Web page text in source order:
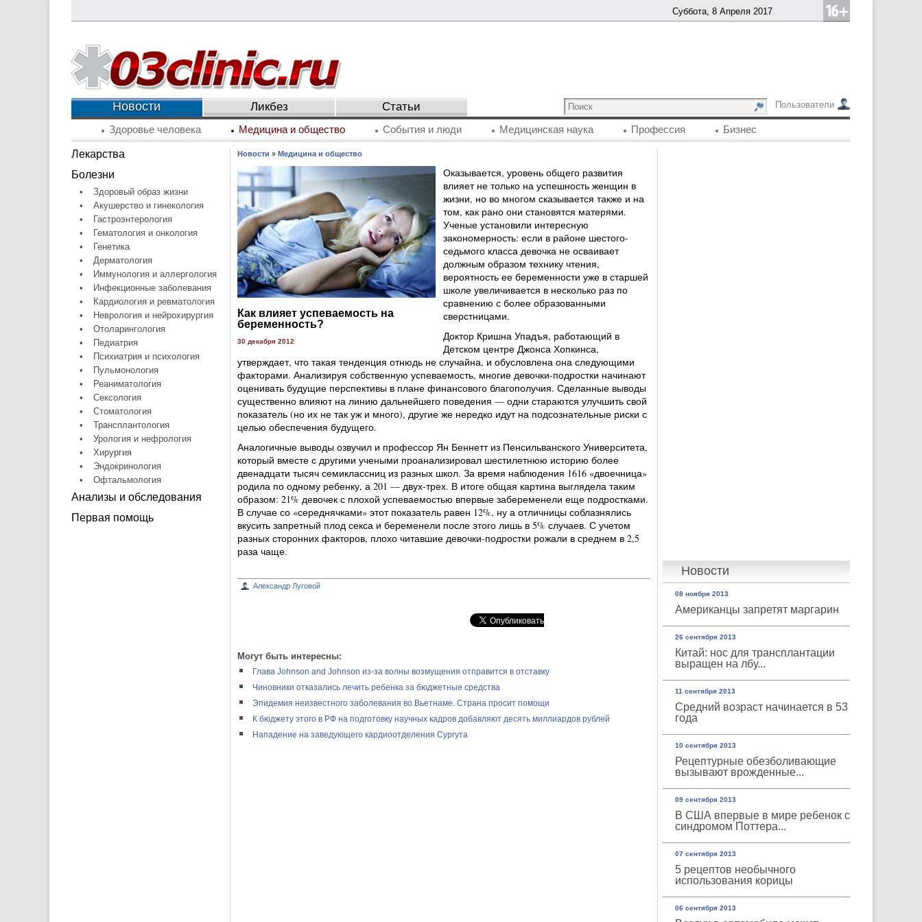
Суббота, 8 Апреля 2017
Пользователи
Новости Ликбез Статьи
Здоровье человека Медицина и общество События и люди Медицинская наука Профессия Бизнес
Лекарства
Болезни
•
Здоровый образ жизни
•
Акушерство и гинекология
•
Гастроэнтерология
•
Гематология и онкология
•
Генетика
•
Дерматология
•
Иммунология и аллергология
•
Инфекционные заболевания
•
Кардиология и ревматология
•
Неврология и нейрохирургия
•
Отоларингология
•
Педиатрия
•
Психиатрия и психология
•
Пульмонология
•
Реаниматология
•
Сексология
•
Стоматология
•
Трансплантология
•
Урология и нефрология
•
Хирургия
•
Эндокринология
•
Офтальмология
Анализы и обследования
Первая помощь
Новости
08 ноября 2013
Американцы запретят маргарин
26 сентября 2013
Китай: нос для трансплантации
выращен на лбу...
11 сентября 2013
Средний возраст начинается в 53
года
10 сентября 2013
Рецептурные обезболивающие
вызывают врожденные...
09 сентября 2013
В США впервые в мире ребенок с
синдромом Поттера...
07 сентября 2013
5 рецептов необычного
использования корицы
06 сентября 2013
Новости » Медицина и общество
Как влияет успеваемость на
беременность?
30 декабря 2012
Оказывается, уровень общего развития
влияет не только на успешность женщин в
жизни, но во многом сказывается также и на
том, как рано они становятся матерями.
Ученые установили интересную
закономерность: если в районе шестого-
седьмого класса девочка не осваивает
должным образом технику чтения,
вероятность ее беременности уже в старшей
школе увеличивается в несколько раз по
сравнению с более образованными
сверстницами.
Доктор Кришна Упадъя, работающий в
Детском центре Джонса Хопкинса,
утверждает, что такая тенденция отнюдь не случайна, и обусловлена она следующими
факторами. Анализируя собственную успеваемость, многие девочки-подростки начинают
оценивать будущие перспективы в плане финансового благополучия. Сделанные выводы
существенно влияют на линию дальнейшего поведения — одни стараются улучшить свой
показатель (но их не так уж и много), другие же нередко идут на подсознательные риски с
целью обеспечения будущего.
Аналогичные выводы озвучил и профессор Ян Беннетт из Пенсильванского Университета,
который вместе с другими учеными проанализировал шестилетнюю историю более
двенадцати тысяч семиклассниц из разных школ. За время наблюдения 1616 «двоечница»
родила по одному ребенку, а 201 — двух-трех. В итоге общая картина выглядела таким
образом: 21% девочек с плохой успеваемостью впервые забеременели еще подростками.
В случае со «середнячками» этот показатель равен 12%, ну а отличницы соблазнялись
вкусить запретный плод секса и беременели после этого лишь в 5% случаев. С учетом
разных сторонних факторов, плохо читавшие девочки-подростки рожали в среднем в 2,5
раза чаще.
Александр Луговой
Могут быть интересны:
Глава Johnson and Johnson из-за волны возмущения отправится в отставку
Чиновники отказались лечить ребенка за бюджетные средства
Эпидемия неизвестного заболевания во Вьетнаме. Страна просит помощи
К бюджету этого в РФ на подготовку научных кадров добавляют десять миллиардов рублей
Нападение на заведующего кардиоотделения Сургута